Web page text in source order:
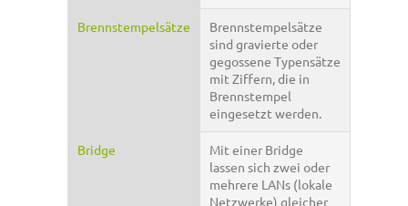
Brennstempelsätze
Brennstempelsätze
sind gravierte oder
gegossene Typensätze
mit Ziffern, die in
Brennstempel
eingesetzt werden.
Bridge
Mit einer Bridge
lassen sich zwei oder
mehrere LANs (lokale
Netzwerke) gleicher